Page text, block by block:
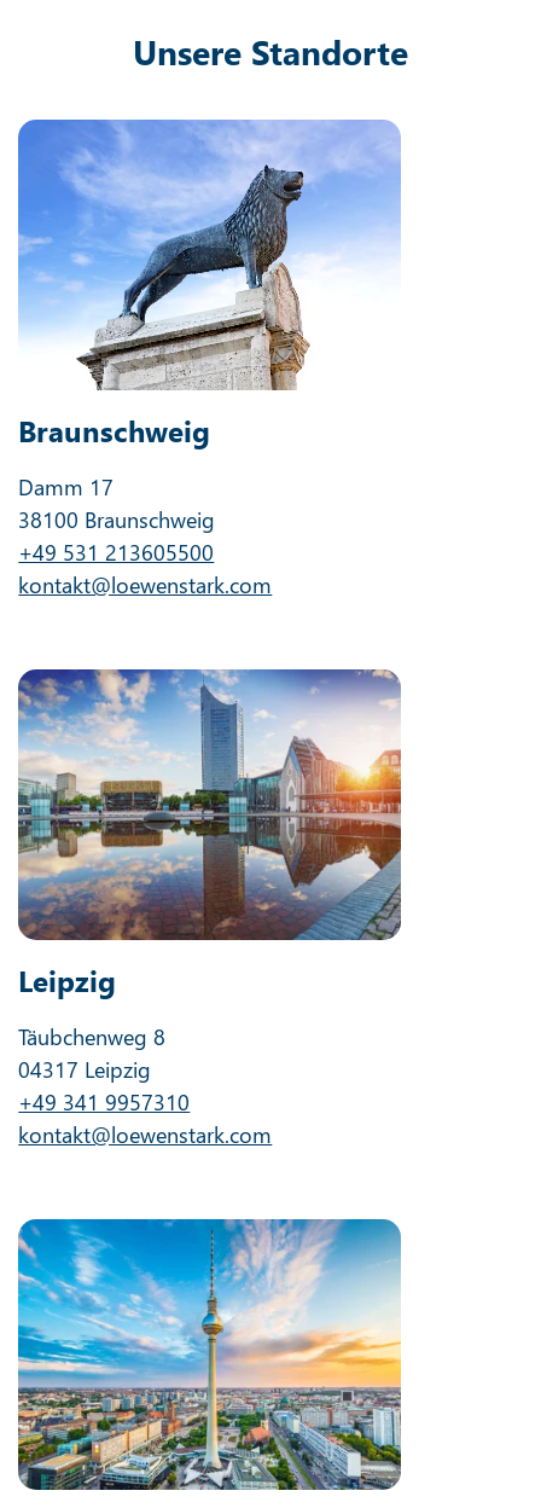
Unsere Standorte
Braunschweig
Damm 17
38100 Braunschweig
+49 531 213605500
kontakt@loewenstark.com
Leipzig
Täubchenweg 8
04317 Leipzig
+49 341 9957310
kontakt@loewenstark.com